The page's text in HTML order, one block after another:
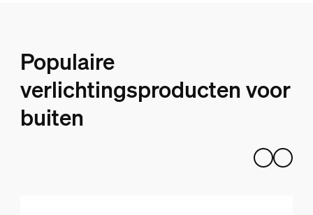
Populaire
verlichtingsproducten voor
buiten